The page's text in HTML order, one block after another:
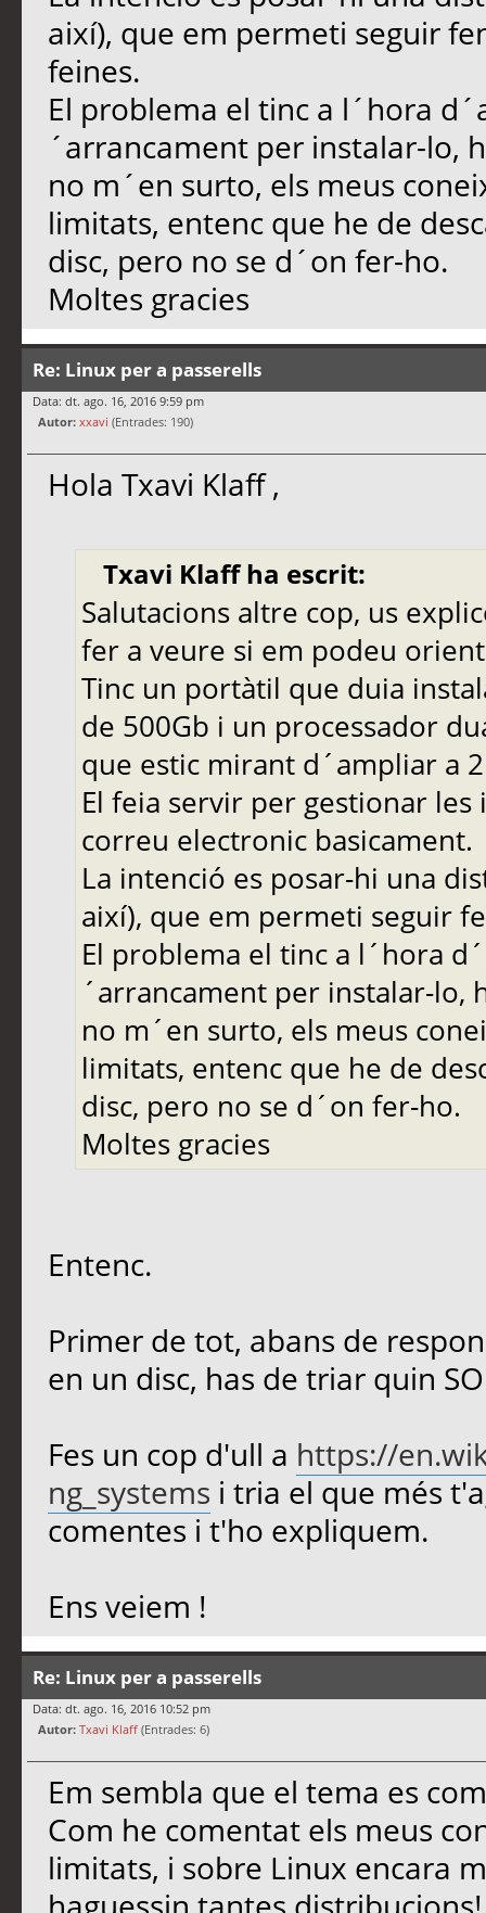
així), que em permeti seguir
feines.
El problema el tinc a l´hora
´arrancament per instalar-lo,
no m´en surto, els meus
limitats, entenc que he de
disc, pero no se d´on fer-ho.
Moltes gracies
Re: Linux per a passerells
Data: dt. ago. 16, 2016 9:59 pm
Autor: xxavi (Entrades: 190)
Hola Txavi Klaff ,
Txavi Klaff ha escrit:
Salutacions altre cop, us
fer a veure si em podeu
Tinc un portàtil que duia
de 500Gb i un processador
que estic mirant d´ampliar a
El feia servir per gestionar
correu electronic basicament.
La intenció es posar-hi una
així), que em permeti seguir
El problema el tinc a l´hora
´arrancament per instalar-lo,
no m´en surto, els meus
limitats, entenc que he de
disc, pero no se d´on fer-ho.
Moltes gracies
Entenc.
Primer de tot, abans de
en un disc, has de triar quin
Fes un cop d'ull a https://
ng_systems i tria el que més
comentes i t'ho expliquem.
Ens veiem !
Re: Linux per a passerells
Data: dt. ago. 16, 2016 10:52 pm
Autor: Txavi Klaff (Entrades: 6)
Em sembla que el tema es
Com he comentat els meus
limitats, i sobre Linux encara